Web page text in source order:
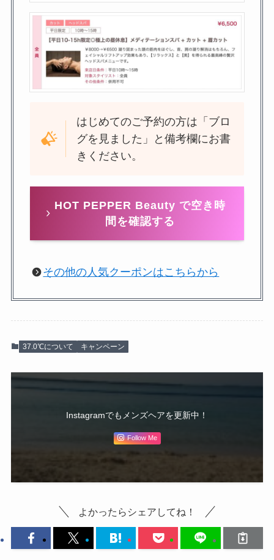
はじめてのご予約の方は「ブロ
グを見ました」と備考欄にお書
きください。
HOT PEPPER Beauty で空き時
間を確認する
その他の人気クーポンはこちらから
37.0℃について キャンペーン
Instagramでもメンズヘアを更新中！
Follow Me
よかったらシェアしてね！